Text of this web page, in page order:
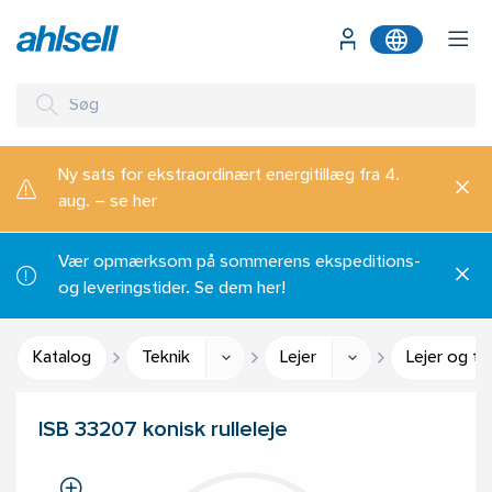
Ny sats for ekstraordinært energitillæg fra 4.
aug. – se her
Vær opmærksom på sommerens ekspeditions-
og leveringstider. Se dem her!
Katalog Teknik Lejer Lejer og
ISB 33207 konisk rulleleje